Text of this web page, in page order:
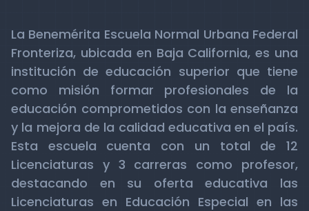
La Benemérita Escuela Normal Urbana Federal
Fronteriza, ubicada en Baja California, es una
institución de educación superior que tiene
como misión formar profesionales de la
educación comprometidos con la enseñanza
y la mejora de la calidad educativa en el país.
Esta escuela cuenta con un total de 12
Licenciaturas y 3 carreras como profesor,
destacando en su oferta educativa las
Licenciaturas en Educación Especial en las